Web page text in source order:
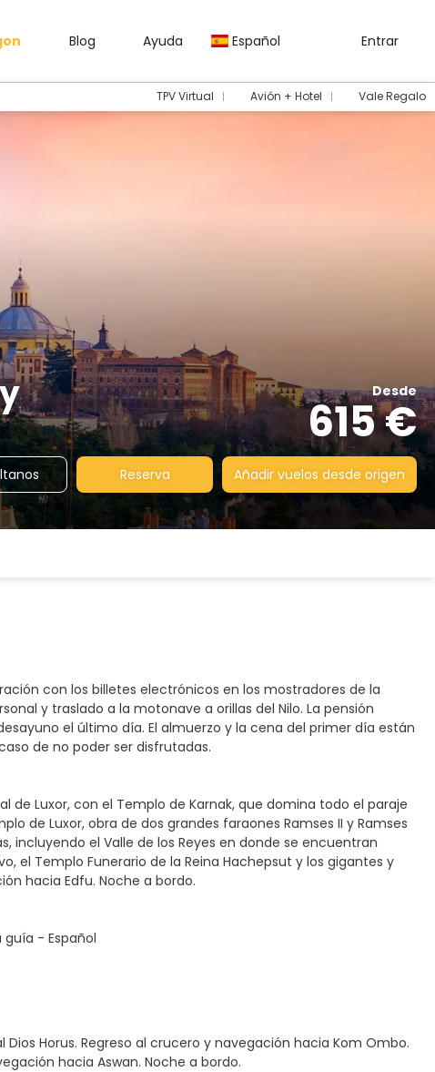
Blog Ayuda Español Entrar
TPV Virtual Avión + Hotel Vale Regalo
Desde
615 €
Reserva Añadir vuelos desde origen
con los billetes electrónicos en los mostradores de la
y traslado a la motonave a orillas del Nilo. La pensión
el último día. El almuerzo y la cena del primer día están
de no poder ser disfrutadas.
Luxor, con el Templo de Karnak, que domina todo el paraje
de Luxor, obra de dos grandes faraones Ramses II y Ramses
incluyendo el Valle de los Reyes en donde se encuentran
el Templo Funerario de la Reina Hachepsut y los gigantes y
hacia Edfu. Noche a bordo.
- Español
Horus. Regreso al crucero y navegación hacia Kom Ombo.
hacia Aswan. Noche a bordo.